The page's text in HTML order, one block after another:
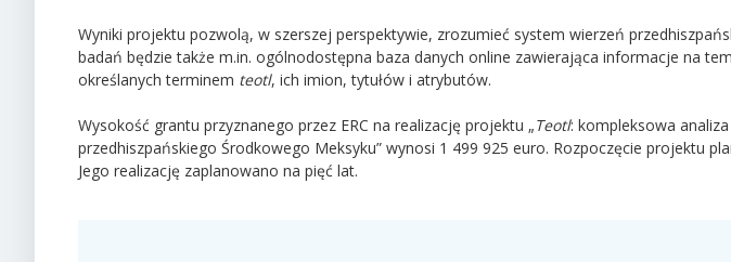
Wyniki projektu pozwolą, w szerszej perspektywie, zrozumieć system wierzeń
badań będzie także m.in. ogólnodostępna baza danych online zawierająca informacje na
określanych terminem teotl, ich imion, tytułów i atrybutów.
Wysokość grantu przyznanego przez ERC na realizację projektu „Teotl: kompleksowa
przedhiszpańskiego Środkowego Meksyku” wynosi 1 499 925 euro. Rozpoczęcie projektu
Jego realizację zaplanowano na pięć lat.